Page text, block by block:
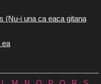
(Nu-i una ca eaca gitana
ea